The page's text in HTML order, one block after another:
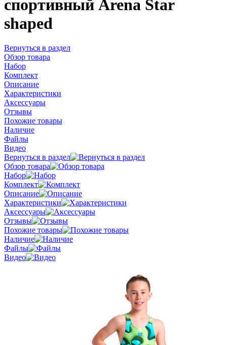
спортивный Arena Star
shaped
Вернуться в раздел
Обзор товара
Набор
Комплект
Описание
Характеристики
Аксессуары
Отзывы
Похожие товары
Наличие
Файлы
Видео
Вернуться в раздел
Обзор товара
Набор
Комплект
Описание
Характеристики
Аксессуары
Отзывы
Похожие товары
Наличие
Файлы
Видео